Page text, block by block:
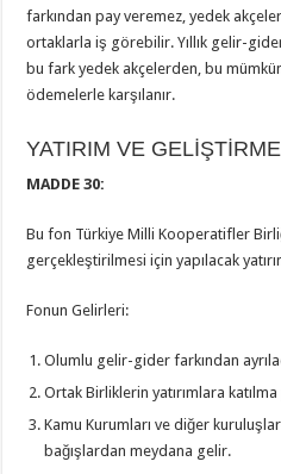
farkından pay veremez, yedek
ortaklarla iş görebilir. Yıllık gelir-
bu fark yedek akçelerden, bu
ödemelerle karşılanır.
YATIRIM VE
MADDE 30:
Bu fon Türkiye Milli Kooperatifler
gerçekleştirilmesi için yapılacak
Fonun Gelirleri:
Olumlu gelir-gider farkından
Ortak Birliklerin yatırımlara
Kamu Kurumları ve diğer
bağışlardan meydana gelir.